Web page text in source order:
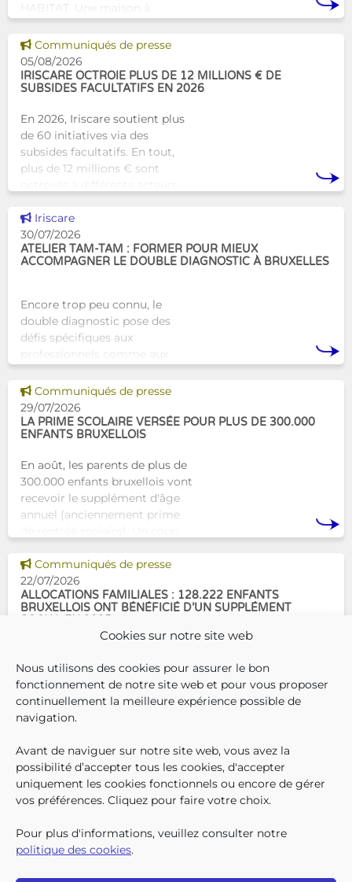
Cookies sur notre site web
Nous utilisons des cookies pour assurer le bon
fonctionnement de notre site web et pour vous proposer
continuellement la meilleure expérience possible de
navigation.
Avant de naviguer sur notre site web, vous avez la
possibilité d’accepter tous les cookies, d'accepter
uniquement les cookies fonctionnels ou encore de gérer
vos préférences. Cliquez pour faire votre choix.
Pour plus d'informations, veuillez consulter notre
politique des cookies.
HABITAT. Une maison à
alternative innovante et
humaine aux structures
d’hébergement traditionnel
Voir cette news
Communiqués de presse
05/08/2026
IRISCARE OCTROIE PLUS DE 12 MILLIONS € DE
SUBSIDES FACULTATIFS EN 2026
En 2026, Iriscare soutient plus
de 60 initiatives via des
subsides facultatifs. En tout,
plus de 12 millions € sont
travail au serv
Voir cette news
Iriscare
30/07/2026
ATELIER TAM-TAM : FORMER POUR MIEUX
ACCOMPAGNER LE DOUBLE DIAGNOSTIC À BRUXELLES
Encore trop peu connu, le
double diagnostic pose des
défis spécifiques aux
professionnels comme aux
Tam-Tam apporte une réponse
concrète avec une formation
dest
Voir cette news
Communiqués de presse
29/07/2026
LA PRIME SCOLAIRE VERSÉE POUR PLUS DE 300.000
ENFANTS BRUXELLOIS
En août, les parents de plus de
300.000 enfants bruxellois vont
recevoir le supplément d'âge
annuel (anciennement prime
commencer la
Voir cette news
Communiqués de presse
22/07/2026
ALLOCATIONS FAMILIALES : 128.222 ENFANTS
BRUXELLOIS ONT BÉNÉFICIÉ D’UN SUPPLÉMENT
En décembre 2025, 304.966
enfants bruxellois avaient droit
aux allocations familiales.
Parmi eux, 128.222
supplément social en plus du
montant de base de leurs all
QUI SOMMES-NOUS ?
TRAVAILLER CHEZ NOUS
TOUTES LES NEWS
TRANSPARENCE
CONTACTEZ-NOUS
PRESSE
PLAINTES